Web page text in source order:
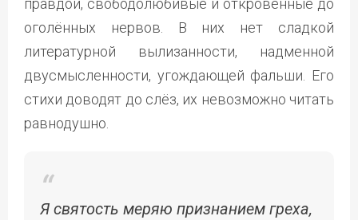
правдой, свободолюбивые и откровенные до
оголённых нервов. В них нет сладкой
литературной вылизанности, надменной
двусмысленности, угождающей фальши. Его
стихи доводят до слёз, их невозможно читать
равнодушно.
Я святость меряю признанием греха,